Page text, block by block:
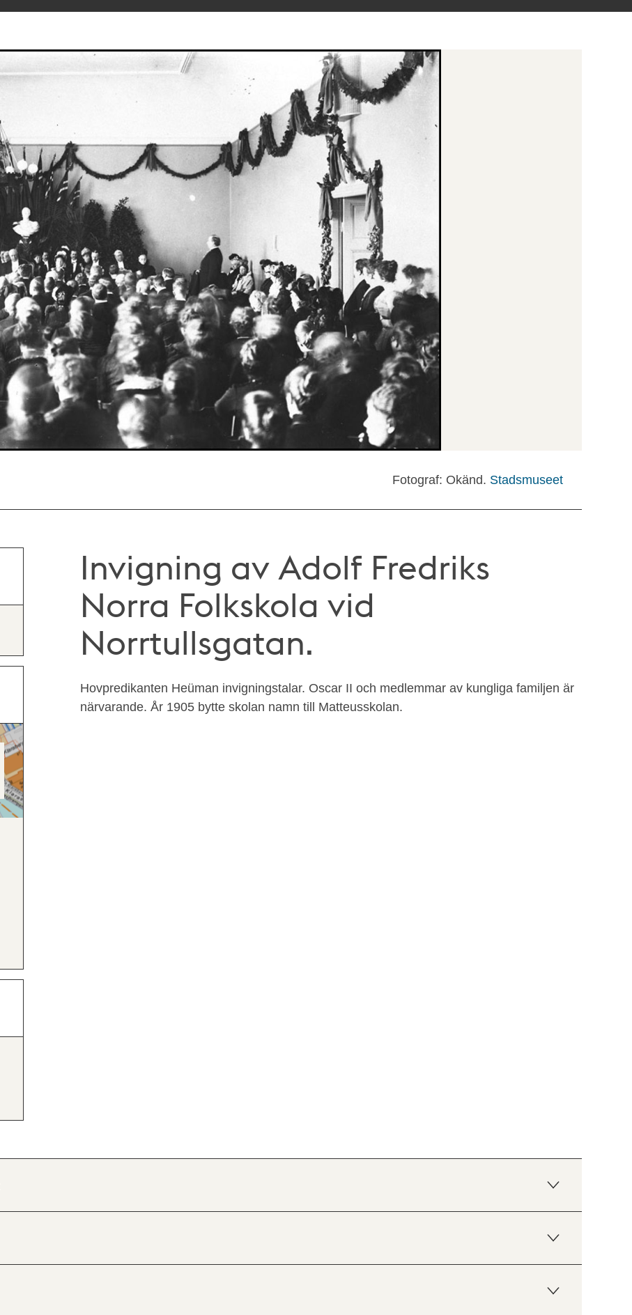
Fotograf: Okänd. Stadsmuseet
Invigning av Adolf Fredriks
Norra Folkskola vid
Norrtullsgatan.
Hovpredikanten Heüman invigningstalar. Oscar II och medlemmar av kungliga familjen är
närvarande. År 1905 bytte skolan namn till Matteusskolan.